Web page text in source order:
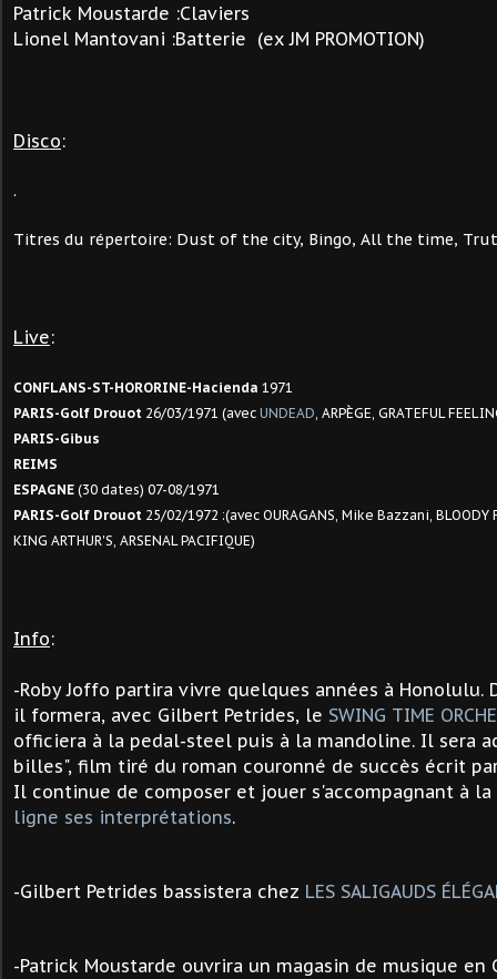
Patrick Moustarde :Claviers
Lionel Mantovani :Batterie (ex JM PROMOTION)
Disco:
.
Titres du répertoire: Dust of the city, Bingo, All the time,
Live:
CONFLANS-ST-HORORINE-Hacienda 1971
PARIS-Golf Drouot 26/03/1971 (avec UNDEAD, ARPÈGE, GRATEFUL
PARIS-Gibus
REIMS
ESPAGNE (30 dates) 07-08/1971
PARIS-Golf Drouot 25/02/1972 :(avec OURAGANS, Mike Bazzani, BLOODY
KING ARTHUR'S, ARSENAL PACIFIQUE)
Info:
-Roby Joffo partira vivre quelques années à Honolulu.
il formera, avec Gilbert Petrides, le SWING TIME
officiera à la pedal-steel puis à la mandoline. Il sera
billes", film tiré du roman couronné de succès écrit
Il continue de composer et jouer s'accompagnant à
ligne ses interprétations.
-Gilbert Petrides bassistera chez LES SALIGAUDS
-Patrick Moustarde ouvrira un magasin de musique en